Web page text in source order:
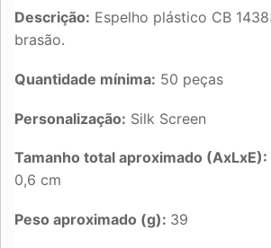
Descrição: Espelho plástico CB
brasão.
Quantidade mínima: 50 peças
Personalização: Silk Screen
Tamanho total aproximado (AxLxE):
0,6 cm
Peso aproximado (g): 39